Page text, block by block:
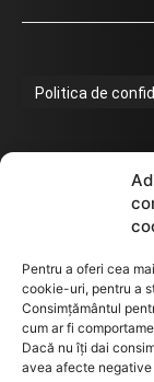
Pentru a oferi cea
cookie-uri, pentru a
Consimțământul
cum ar fi
Dacă nu îți dai
avea afecte
Politica de
Termeni de
GDPR